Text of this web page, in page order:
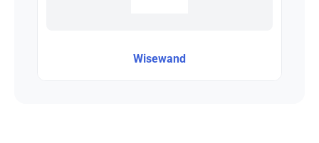
Wisewand